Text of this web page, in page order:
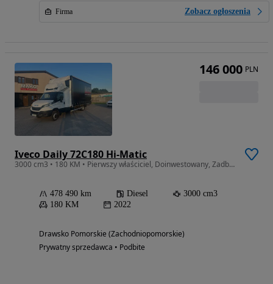
Firma Zobacz ogłoszenia
Iveco Daily 72C180 Hi-Matic
3000 cm3 • 180 KM • Pierwszy właściciel, Doinwestowany, Zadbany i gotowy do pracy
478 490 km Diesel
3000 cm3
180 KM
2022
Drawsko Pomorskie (Zachodniopomorskie)
Prywatny sprzedawca • Podbite
146 000 PLN